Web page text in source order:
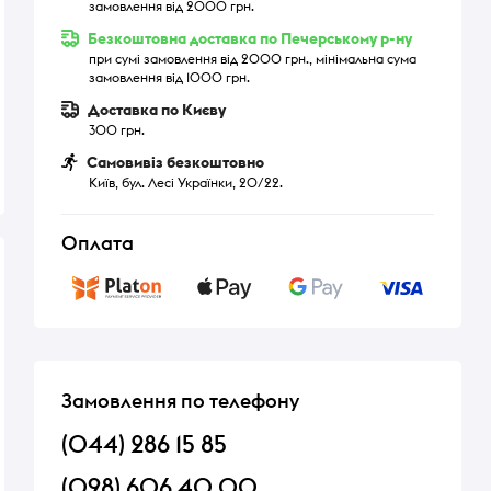
замовлення від 2000 грн.
Безкоштовна доставка по Печерському р-ну
при сумі замовлення від 2000 грн., мінімальна сума
замовлення від 1000 грн.
Доставка по Києву
300 грн.
Самовивіз безкоштовно
Київ, бул. Лесі Українки, 20/22.
Оплата
Замовлення по телефону
(044) 286 15 85